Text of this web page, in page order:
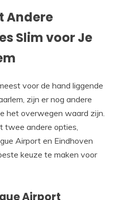
Andere
Slim voor Je
voor de hand liggende
zijn er nog andere
het overwegen waard zijn.
twee andere opties,
Airport en Eindhoven
keuze te maken voor
Airport